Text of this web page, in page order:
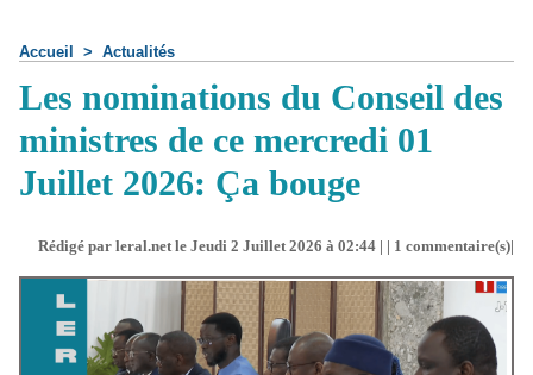
Accueil > Actualités
Les nominations du Conseil des
ministres de ce mercredi 01
Juillet 2026: Ça bouge
Rédigé par leral.net le Jeudi 2 Juillet 2026 à 02:44 | | 1 commentaire(s)|